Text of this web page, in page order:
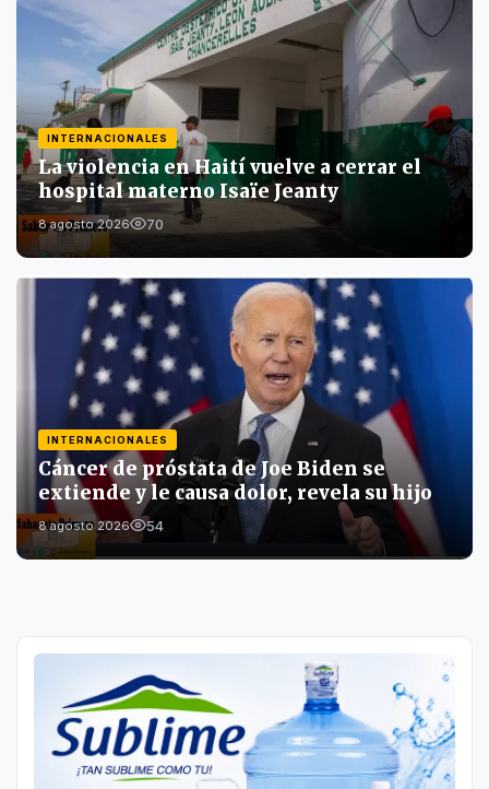
INTERNACIONALES
La violencia en Haití vuelve a cerrar el
hospital materno Isaïe Jeanty
8 agosto 2026 70
INTERNACIONALES
Cáncer de próstata de Joe Biden se
extiende y le causa dolor, revela su hijo
8 agosto 2026 54